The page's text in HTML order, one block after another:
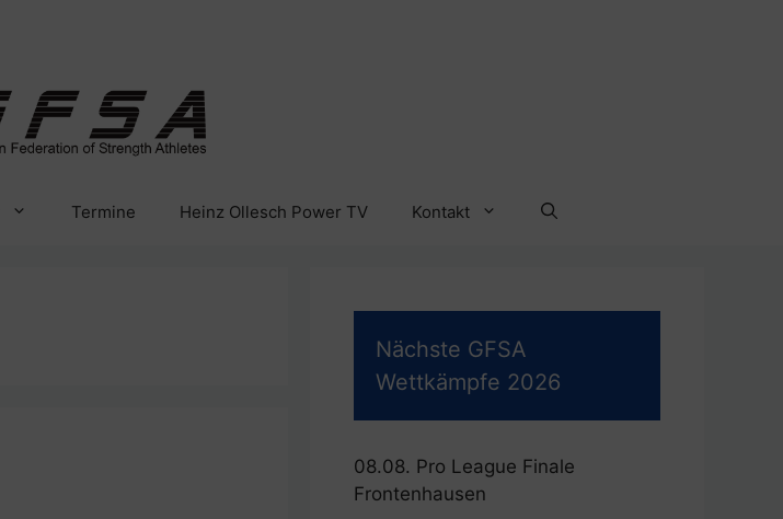
Termine Heinz Ollesch Power TV Kontakt
Nächste GFSA
Wettkämpfe 2026
08.08. Pro League Finale
Frontenhausen